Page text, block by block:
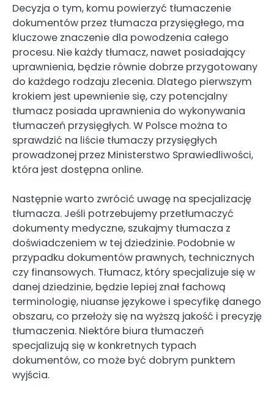
Decyzja o tym, komu powierzyć tłumaczenie
dokumentów przez tłumacza przysięgłego, ma
kluczowe znaczenie dla powodzenia całego
procesu. Nie każdy tłumacz, nawet posiadający
uprawnienia, będzie równie dobrze przygotowany
do każdego rodzaju zlecenia. Dlatego pierwszym
krokiem jest upewnienie się, czy potencjalny
tłumacz posiada uprawnienia do wykonywania
tłumaczeń przysięgłych. W Polsce można to
sprawdzić na liście tłumaczy przysięgłych
prowadzonej przez Ministerstwo Sprawiedliwości,
która jest dostępna online.
Następnie warto zwrócić uwagę na specjalizację
tłumacza. Jeśli potrzebujemy przetłumaczyć
dokumenty medyczne, szukajmy tłumacza z
doświadczeniem w tej dziedzinie. Podobnie w
przypadku dokumentów prawnych, technicznych
czy finansowych. Tłumacz, który specjalizuje się w
danej dziedzinie, będzie lepiej znał fachową
terminologię, niuanse językowe i specyfikę danego
obszaru, co przełoży się na wyższą jakość i precyzję
tłumaczenia. Niektóre biura tłumaczeń
specjalizują się w konkretnych typach
dokumentów, co może być dobrym punktem
wyjścia.